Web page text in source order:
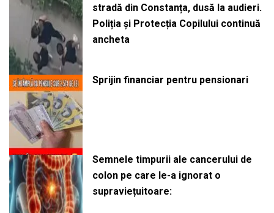
stradă din Constanța, dusă la audieri.
Poliția și Protecția Copilului continuă
ancheta
Sprijin financiar pentru pensionari
Semnele timpurii ale cancerului de
colon pe care le-a ignorat o
supraviețuitoare: